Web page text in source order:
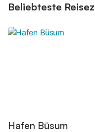
Beliebteste
Hafen Büsum